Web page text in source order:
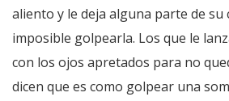
aliento y le deja alguna parte de su
imposible golpearla. Los que le
con los ojos apretados para no
dicen que es como golpear una